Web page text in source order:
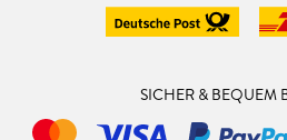
SICHER & BEQUEM